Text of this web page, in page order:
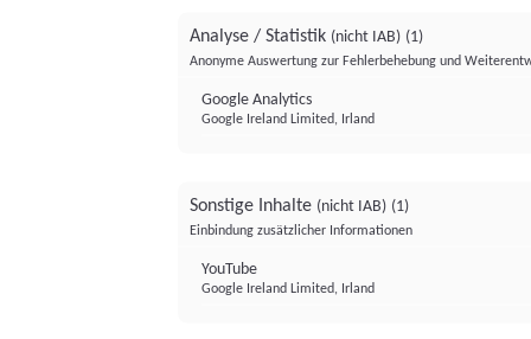
Analyse / Statistik (nicht IAB) (1)
Anonyme Auswertung zur Fehlerbehebung und
Google Analytics
Google Ireland Limited, Irland
Sonstige Inhalte (nicht IAB) (1)
Einbindung zusätzlicher Informationen
YouTube
Google Ireland Limited, Irland